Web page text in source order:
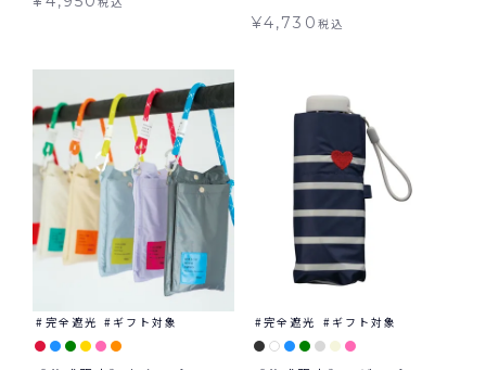
たたみ 晴雨兼用 ギフト対象
¥4,730 税込
完全遮光 ギフト対象 完全遮光 ギフト対象